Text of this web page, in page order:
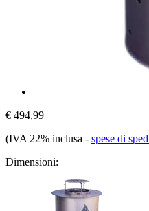
€ 494,99
(IVA 22% inclusa - spese di
Dimensioni: